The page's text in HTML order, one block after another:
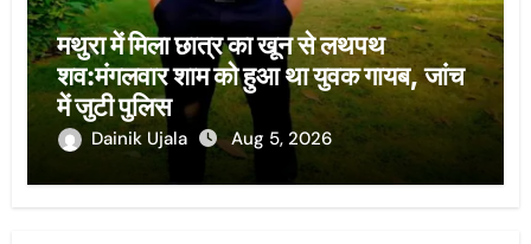
मथुरा में मिला छात्र का खून से लथपथ
शव:मंगलवार शाम को हुआ था युवक गायब, जांच
में जुटी पुलिस
Dainik Ujala Aug 5, 2026